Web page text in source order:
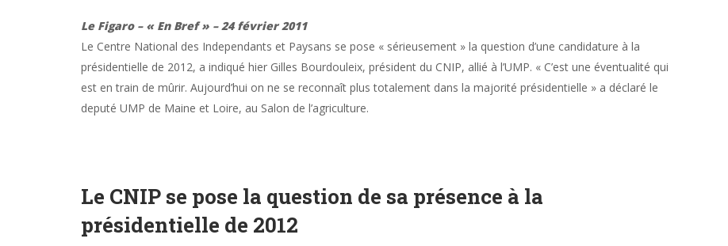
Le Figaro – « En Bref » – 24 février 2011
Le Centre National des Independants et Paysans se pose « sérieusement » la question d’une candidature à la
présidentielle de 2012, a indiqué hier Gilles Bourdouleix, président du CNIP, allié à l’UMP. « C’est une éventualité qui
est en train de mûrir. Aujourd’hui on ne se reconnaît plus totalement dans la majorité présidentielle » a déclaré le
deputé UMP de Maine et Loire, au Salon de l’agriculture.
Le CNIP se pose la question de sa présence à la
présidentielle de 2012